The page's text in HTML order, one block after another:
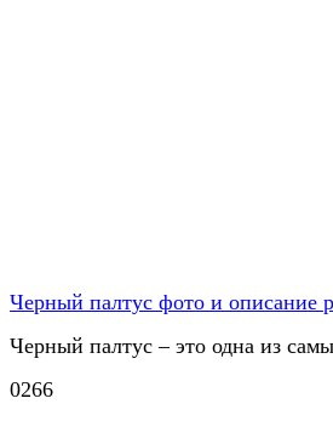
Черный палтус фото и описание
Черный палтус – это одна из
0266